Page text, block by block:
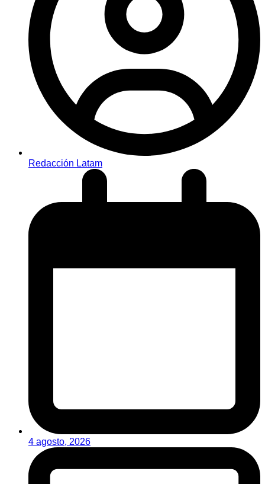
Redacción Latam
4 agosto, 2026